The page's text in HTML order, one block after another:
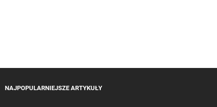
NAJPOPULARNIEJSZE ARTYKUŁY